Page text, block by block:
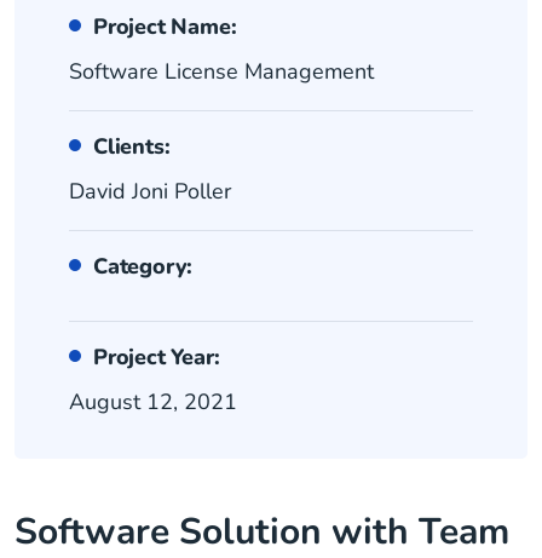
Project Name:
Software License Management
Clients:
David Joni Poller
Category:
Project Year:
August 12, 2021
Software Solution with Team